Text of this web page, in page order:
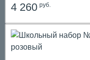
4 260руб.
8
8